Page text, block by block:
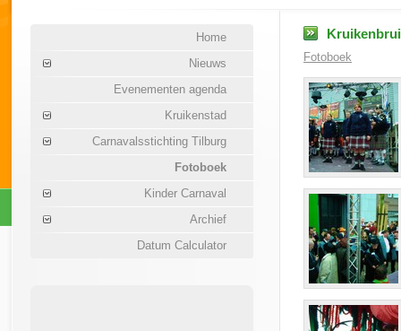
Home
Nieuws
Evenementen agenda
Kruikenstad
Carnavalsstichting Tilburg
Fotoboek
Kinder Carnaval
Archief
Datum Calculator
Fotoboek